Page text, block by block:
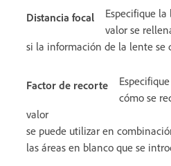
Distancia focal
Especifique
valor se
si la información de la lente se
Factor de recorte
cómo se
valor
se puede utilizar en
las áreas en blanco que se